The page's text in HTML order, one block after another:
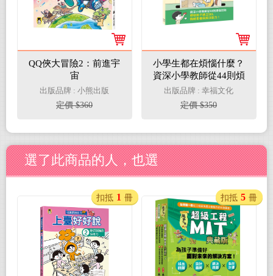
QQ俠大冒險2：前進宇
宙
出版品牌 : 小熊出版
定價 $360
小學生都在煩惱什麼？
資深小學教師從44則煩
惱諮詢，帶領孩子建立
SEL情緒素養與解決能
力
出版品牌 : 幸福文化
定價 $350
選了此商品的人，也選
扣抵 1 冊 扣抵 5 冊